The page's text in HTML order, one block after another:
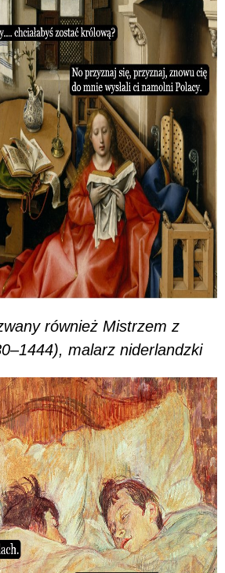
również Mistrzem z
malarz niderlandzki